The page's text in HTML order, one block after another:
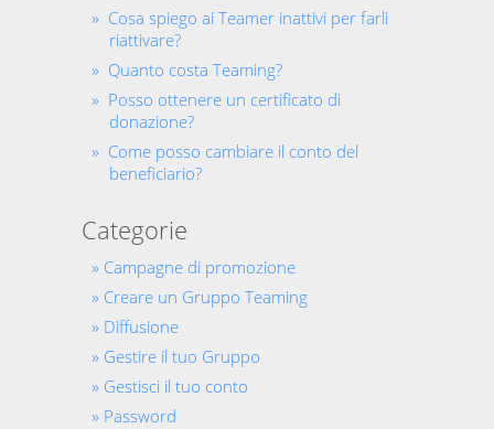
Cosa spiego ai Teamer inattivi per farli
riattivare?
Quanto costa Teaming?
Posso ottenere un certificato di
donazione?
Come posso cambiare il conto del
beneficiario?
Categorie
Campagne di promozione
Creare un Gruppo Teaming
Diffusione
Gestire il tuo Gruppo
Gestisci il tuo conto
Password